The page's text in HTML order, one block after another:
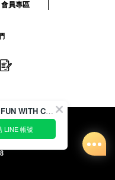
會員專區
限公司
18:00
ALWAYS FUN WITH CACO !
LINE 帳號